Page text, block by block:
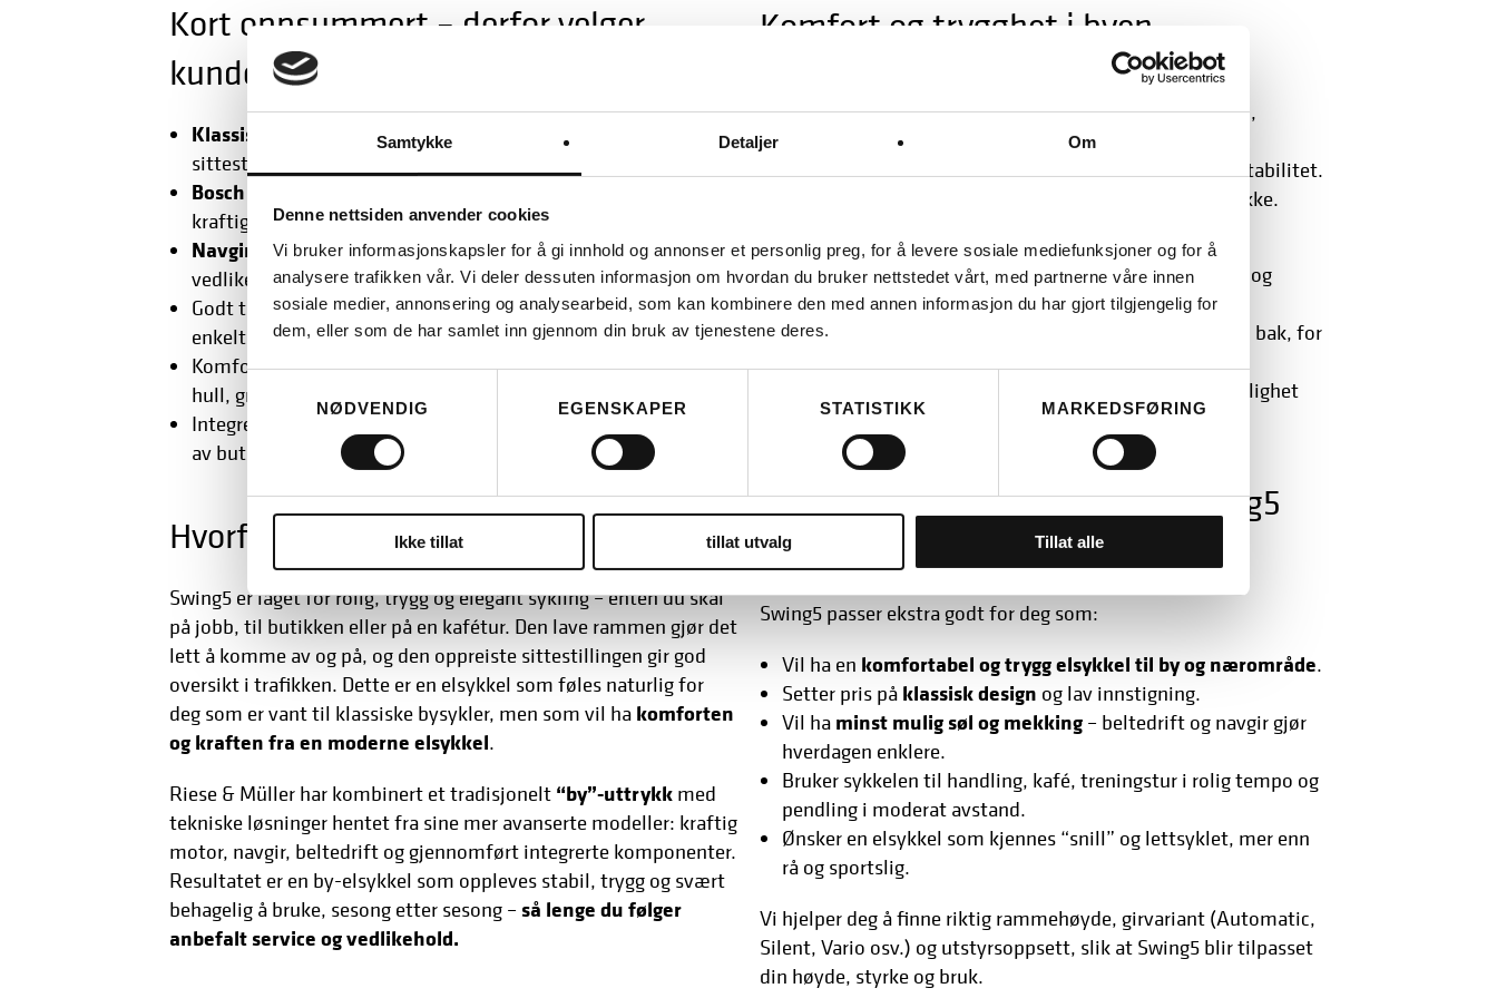
Samtykke Detaljer Om
Denne nettsiden anvender cookies
Vi bruker informasjonskapsler for å gi innhold og annonser et personlig preg, for å levere sosiale mediefunksjoner og for å
analysere trafikken vår. Vi deler dessuten informasjon om hvordan du bruker nettstedet vårt, med partnerne våre innen
sosiale medier, annonsering og analysearbeid, som kan kombinere den med annen informasjon du har gjort tilgjengelig for
dem, eller som de har samlet inn gjennom din bruk av tjenestene deres.
NØDVENDIG
EGENSKAPER STATISTIKK MARKEDSFØRING
Ikke tillat tillat utvalg Tillat alle
Kort oppsummert – derfor velger
kunder Swing5
Klassisk urban-stil
med lavt innsteg og oppreist, komfortabel
sittestilling.
Bosch Performance Line-motor
kraftig assistanse opp bakker.
Navgir og karbon-beltdrift– stille, ren og svært
vedlikeholdsvennlig løsning.
Godt tilpassetby og nær-tur– handleposer, vesker og kurv får
enkelt plass.
Komfortkomponenter som dempegaffel og gode dekk demper
hull, grus, og kantstein.
Integrert lys, bagasjebrett og støtte gjør den klar til bruk rett ut
av butikken.
Hvorfor velge Riese & Müller Swing5?
Swing5 er laget for rolig, trygg og elegant sykling – enten du skal
på jobb, til butikken eller på en kafétur. Den lave rammen gjør det
lett å komme av og på, og den oppreiste sittestillingen gir god
oversikt i trafikken. Dette er en elsykkel som føles naturlig for
deg som er vant til klassiske bysykler, men som vil ha komforten
og kraften fra en moderne elsykkel.
Riese & Müller har kombinert et tradisjonelt “by”-uttrykk med
tekniske løsninger hentet fra sine mer avanserte modeller: kraftig
motor, navgir, beltedrift og gjennomført integrerte komponenter.
Resultatet er en by-elsykkel som oppleves stabil, trygg og svært
behagelig å bruke, sesong etter sesong –så lenge du følger
anbefalt service og vedlikehold.
Komfort og trygghet i byen
Dempegaffel(ca. 63 mm vandring) som tar av for hull,
brostein og ujevnheter.
Fine dekk i byvennlig breddefor ekstra komfort og stabilitet.
Oppreist sittestilling som avlaster rygg, skuldre og nakke.
Bremsing, lys og utstyr
Hydrauliske felgbremser (Magura HS-serie)gir sterk og
forutsigbar bremsekraft.
Integrert
, ofte med bremselys-funksjon bak, for
godkjent for barnesete og vesker, og mulighet
for kurv/bag foran.
Hvem passer Riese & Müller Swing5
for?
Swing5 passer ekstra godt for deg som:
Vil ha en komfortabel og trygg elsykkel til by og nærområde.
Setter pris på klassisk design og lav innstigning.
Vil ha minst mulig søl og mekking– beltedrift og navgir gjør
hverdagen enklere.
Bruker sykkelen til handling, kafé, treningstur i rolig tempo og
pendling i moderat avstand.
Ønsker en elsykkel som kjennes “snill” og lettsyklet, mer enn
rå og sportslig.
Vi hjelper deg å finne riktig rammehøyde, girvariant (Automatic,
Silent, Vario osv.) og utstyrsoppsett, slik at Swing5 blir tilpasset
din høyde, styrke og bruk.